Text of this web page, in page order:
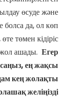
өсуде және
да, ол көп
төмен кідіріс
ашады. Егер
ең жақсы
кең жолақты
желіңізді